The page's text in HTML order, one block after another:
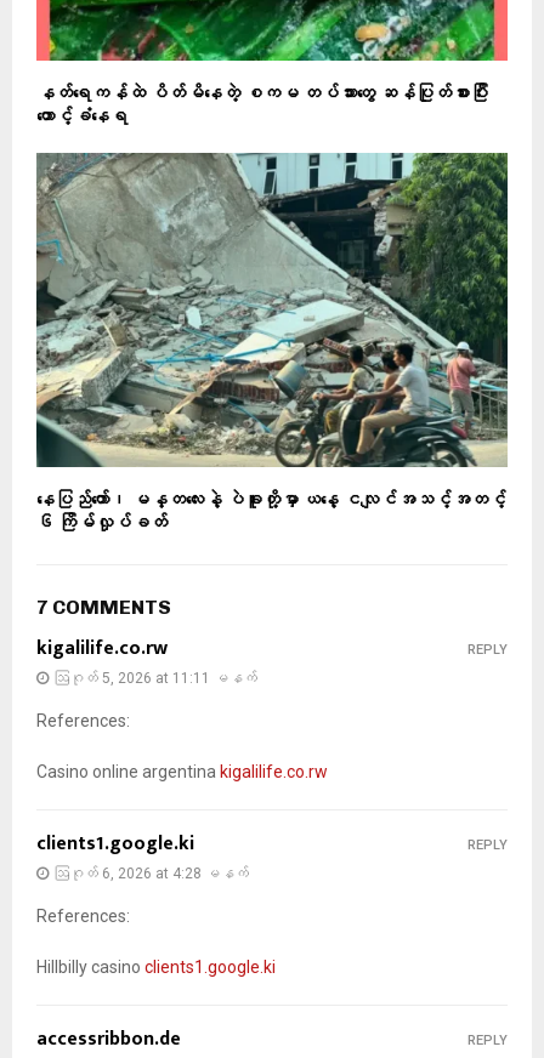
နတ်ရေကန်ထဲ ပိတ်မိနေတဲ့ စကမ တပ်သားတွေ ဆန်ပြုတ်စားပြီး
တောင့်ခံနေရ
နေပြည်တော်၊ မန္တလေးနဲ့ ပဲခူးတို့မှာ ယနေ့ ငလျင်အသင့်အတင့်
၆ ကြိမ်လှုပ်ခတ်
7 COMMENTS
kigalilife.co.rw
ဩဂုတ် 5, 2026 at 11:11 မနက်
References:
Casino online argentina kigalilife.co.rw
REPLY
clients1.google.ki
ဩဂုတ် 6, 2026 at 4:28 မနက်
References:
Hillbilly casino clients1.google.ki
REPLY
accessribbon.de REPLY